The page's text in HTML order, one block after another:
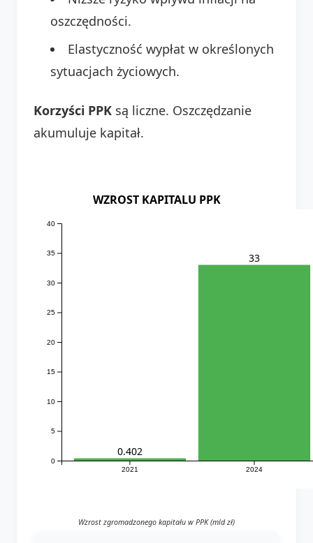
oszczędności.
Elastyczność wypłat w określonych
sytuacjach życiowych.
Korzyści PPK są liczne. Oszczędzanie
akumuluje kapitał.
WZROST KAPITALU PPK
2021 2024
0
5
10
15
20
25
30
35
40
0.402
33
Wzrost zgromadzonego kapitału w PPK (mld zł)